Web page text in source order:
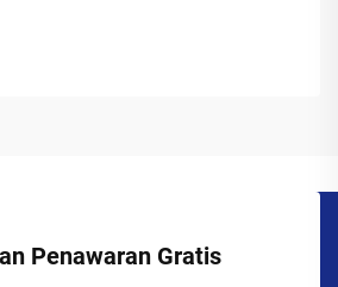
Penawaran Gratis